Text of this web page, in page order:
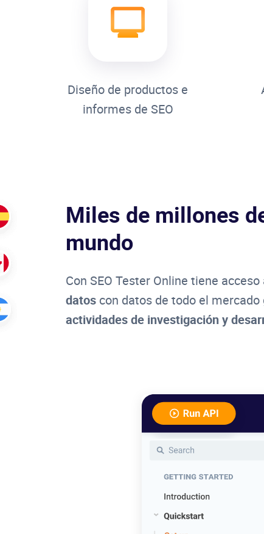
Diseño de productos e
informes de SEO
Miles de millones
mundo
Con SEO Tester Online tiene
datos con datos de todo el
actividades de investigación y